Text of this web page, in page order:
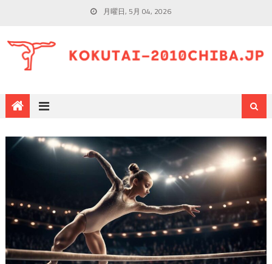
月曜日, 5月 04, 2026